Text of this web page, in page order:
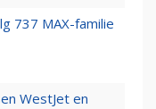
737 MAX-familie
WestJet en